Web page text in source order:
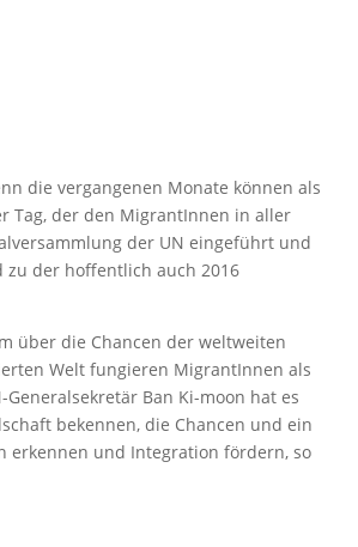
die vergangenen Monate können als
Tag, der den MigrantInnen in aller
der UN eingeführt und
zu der hoffentlich auch 2016
über die Chancen der weltweiten
Welt fungieren MigrantInnen als
Ban Ki-moon hat es
bekennen, die Chancen und ein
erkennen und Integration fördern, so